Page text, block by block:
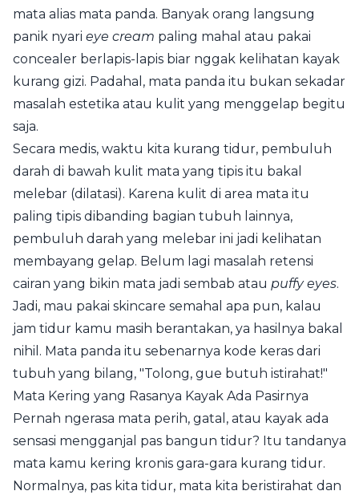
mata alias mata panda. Banyak orang langsung
panik nyari eye cream paling mahal atau pakai
concealer berlapis-lapis biar nggak kelihatan kayak
kurang gizi. Padahal, mata panda itu bukan sekadar
masalah estetika atau kulit yang menggelap begitu
saja.
Secara medis, waktu kita kurang tidur, pembuluh
darah di bawah kulit mata yang tipis itu bakal
melebar (dilatasi). Karena kulit di area mata itu
paling tipis dibanding bagian tubuh lainnya,
pembuluh darah yang melebar ini jadi kelihatan
membayang gelap. Belum lagi masalah retensi
cairan yang bikin mata jadi sembab atau puffy eyes.
Jadi, mau pakai skincare semahal apa pun, kalau
jam tidur kamu masih berantakan, ya hasilnya bakal
nihil. Mata panda itu sebenarnya kode keras dari
tubuh yang bilang, "Tolong, gue butuh istirahat!"
Mata Kering yang Rasanya Kayak Ada Pasirnya
Pernah ngerasa mata perih, gatal, atau kayak ada
sensasi mengganjal pas bangun tidur? Itu tandanya
mata kamu kering kronis gara-gara kurang tidur.
Normalnya, pas kita tidur, mata kita beristirahat dan